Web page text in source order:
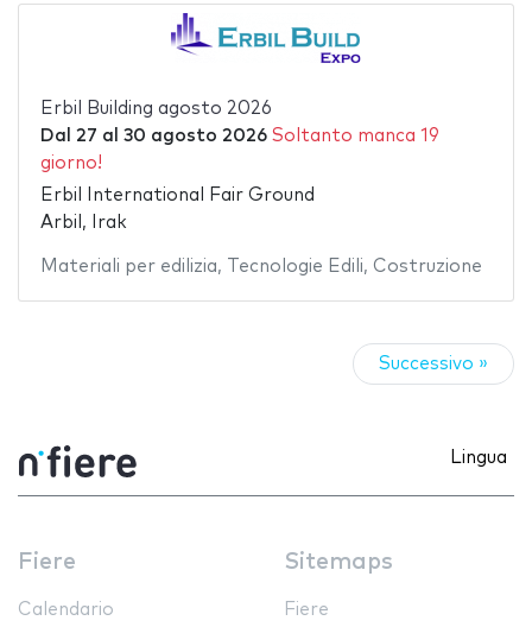
Erbil Building agosto 2026
Dal 27 al 30 agosto 2026 Soltanto manca 19
giorno!
Erbil International Fair Ground
Arbil, Irak
Materiali per edilizia, Tecnologie Edili, Costruzione
Successivo »
Lingua
Fiere
Calendario
Sitemaps
Fiere